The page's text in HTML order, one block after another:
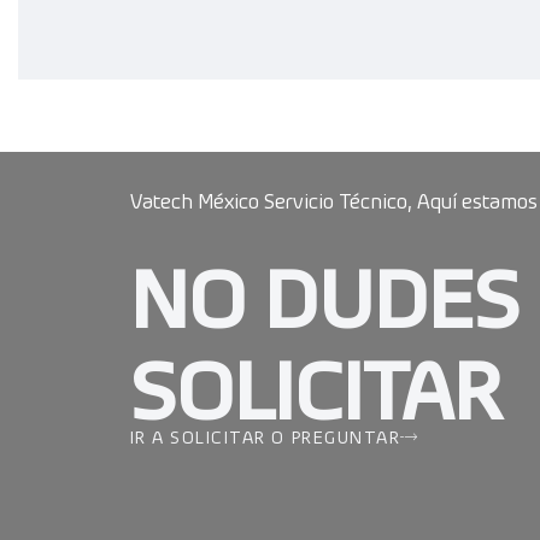
Vatech México Servicio Técnico, Aquí estamos
NO DUDES
SOLICITAR
IR A SOLICITAR O PREGUNTAR